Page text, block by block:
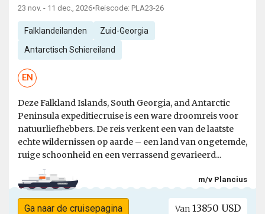
23 nov. - 11 dec., 2026•Reiscode: PLA23-26
Falklandeilanden Zuid-Georgia
Antarctisch Schiereiland
EN
Deze Falkland Islands, South Georgia, and Antarctic
Peninsula expeditiecruise is een ware droomreis voor
natuurliefhebbers. De reis verkent een van de laatste
echte wildernissen op aarde – een land van ongetemde,
ruige schoonheid en een verrassend gevarieerd...
m/v Plancius
Ga naar de cruisepagina Van 13850 USD